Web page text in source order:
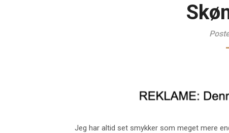
Jeg har altid set smykker som meget mere